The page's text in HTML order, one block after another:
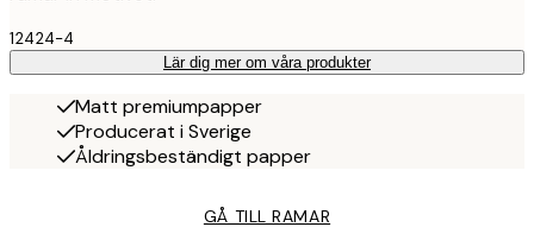
12424-4
Lär dig mer om våra produkter
Matt premiumpapper
Producerat i Sverige
Åldringsbeständigt papper
GÅ TILL RAMAR